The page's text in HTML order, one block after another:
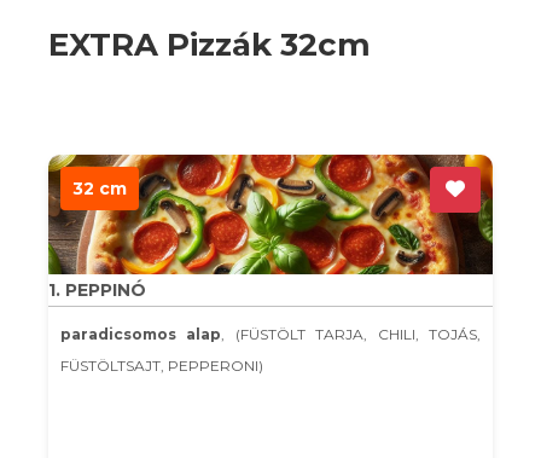
EXTRA Pizzák 32cm
32 cm
1. PEPPINÓ
paradicsomos alap, (FÜSTÖLT TARJA, CHILI, TOJÁS,
FÜSTÖLTSAJT, PEPPERONI)